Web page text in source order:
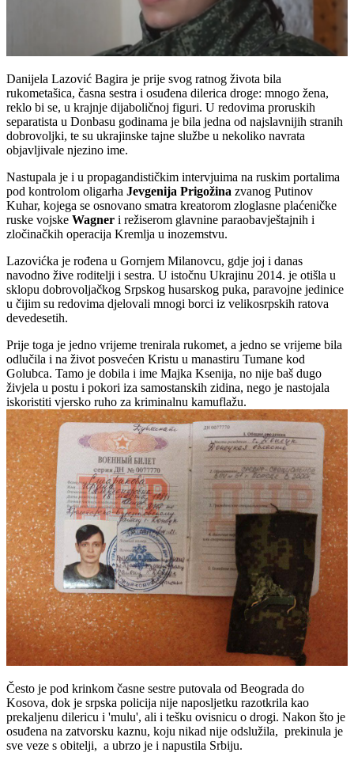
Danijela Lazović Bagira je prije svog ratnog života bila
rukometašica, časna sestra i osuđena dilerica droge: mnogo žena,
reklo bi se, u krajnje dijaboličnoj figuri. U redovima proruskih
separatista u Donbasu godinama je bila jedna od najslavnijih stranih
dobrovoljki, te su ukrajinske tajne službe u nekoliko navrata
objavljivale njezino ime.
Nastupala je i u propagandističkim intervjuima na ruskim portalima
pod kontrolom oligarha Jevgenija Prigožina zvanog Putinov
Kuhar, kojega se osnovano smatra kreatorom zloglasne plaćeničke
ruske vojske Wagner i režiserom glavnine paraobavještajnih i
zločinačkih operacija Kremlja u inozemstvu.
Lazovićka je rođena u Gornjem Milanovcu, gdje joj i danas
navodno žive roditelji i sestra. U istočnu Ukrajinu 2014. je otišla u
sklopu dobrovoljačkog Srpskog husarskog puka, paravojne jedinice
u čijim su redovima djelovali mnogi borci iz velikosrpskih ratova
devedesetih.
Prije toga je jedno vrijeme trenirala rukomet, a jedno se vrijeme bila
odlučila i na život posvećen Kristu u manastiru Tumane kod
Golubca. Tamo je dobila i ime Majka Ksenija, no nije baš dugo
živjela u postu i pokori iza samostanskih zidina, nego je nastojala
iskoristiti vjersko ruho za kriminalnu kamuflažu.
Često je pod krinkom časne sestre putovala od Beograda do
Kosova, dok je srpska policija nije naposljetku razotkrila kao
prekaljenu dilericu i 'mulu', ali i tešku ovisnicu o drogi. Nakon što je
osuđena na zatvorsku kaznu, koju nikad nije odslužila, prekinula je
sve veze s obitelji, a ubrzo je i napustila Srbiju.